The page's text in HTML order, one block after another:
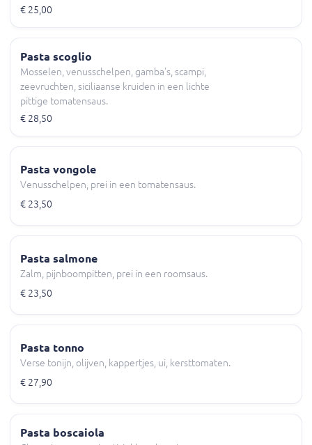
€ 25,00
Pasta scoglio
Mosselen, venusschelpen, gamba's, scampi,
zeevruchten, siciliaanse kruiden in een lichte
pittige tomatensaus.
€ 28,50
Pasta vongole
Venusschelpen, prei in een tomatensaus.
€ 23,50
Pasta salmone
Zalm, pijnboompitten, prei in een roomsaus.
€ 23,50
Pasta tonno
Verse tonijn, olijven, kappertjes, ui, kersttomaten.
€ 27,90
Pasta boscaiola